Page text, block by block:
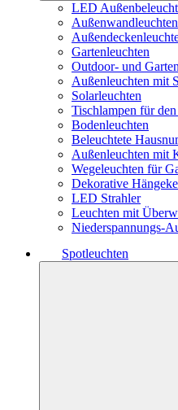
LED
Außenwandleuchten
Gartenleuchten
Outdoor- und
Außenleuchten mit
Solarleuchten
Tischlampen für
Bodenleuchten
Beleuchtete
Außenleuchten mit
Wegeleuchten für
Dekorative
LED Strahler
Leuchten mit
Niederspannungs-
Spotleuchten